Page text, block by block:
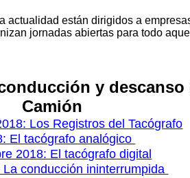
actualidad están dirigidos a
jornadas abiertas para todo
y descanso
Camión
Los Registros del Tacógrafo
El tacógrafo analógico
2018: El tacógrafo digital
conducción ininterrumpida